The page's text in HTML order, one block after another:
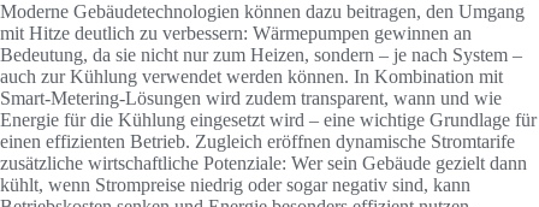
Moderne Gebäudetechnologien können dazu beitragen, den Umgang
mit Hitze deutlich zu verbessern: Wärmepumpen gewinnen an
Bedeutung, da sie nicht nur zum Heizen, sondern – je nach System –
auch zur Kühlung verwendet werden können. In Kombination mit
Smart-Metering-Lösungen wird zudem transparent, wann und wie
Energie für die Kühlung eingesetzt wird – eine wichtige Grundlage für
einen effizienten Betrieb. Zugleich eröffnen dynamische Stromtarife
zusätzliche wirtschaftliche Potenziale: Wer sein Gebäude gezielt dann
kühlt, wenn Strompreise niedrig oder sogar negativ sind, kann